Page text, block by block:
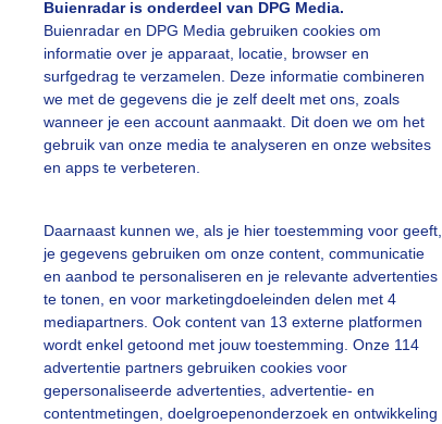
Buienradar is onderdeel van DPG Media.
Buienradar en DPG Media gebruiken cookies om
informatie over je apparaat, locatie, browser en
surfgedrag te verzamelen. Deze informatie combineren
we met de gegevens die je zelf deelt met ons, zoals
wanneer je een account aanmaakt. Dit doen we om het
gebruik van onze media te analyseren en onze websites
en apps te verbeteren.
Daarnaast kunnen we, als je hier toestemming voor geeft,
je gegevens gebruiken om onze content, communicatie
en aanbod te personaliseren en je relevante advertenties
te tonen, en voor marketingdoeleinden delen met 4
mediapartners. Ook content van 13 externe platformen
wordt enkel getoond met jouw toestemming. Onze 114
advertentie partners gebruiken cookies voor
gepersonaliseerde advertenties, advertentie- en
contentmetingen, doelgroepenonderzoek en ontwikkeling
maar droog, dus tijd voor wandeling. 13:20